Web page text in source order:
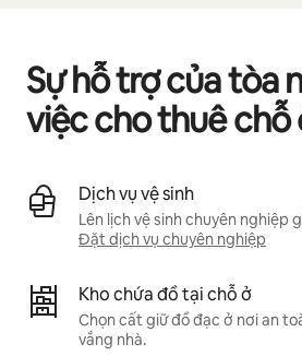
Sự hỗ trợ của tòa
việc cho thuê chỗ
Dịch vụ vệ sinh
Lên lịch vệ sinh chuyên nghiệp
Đặt dịch vụ chuyên nghiệp
Kho chứa đồ tại chỗ ở
Chọn cất giữ đồ đạc ở nơi an
vắng nhà.